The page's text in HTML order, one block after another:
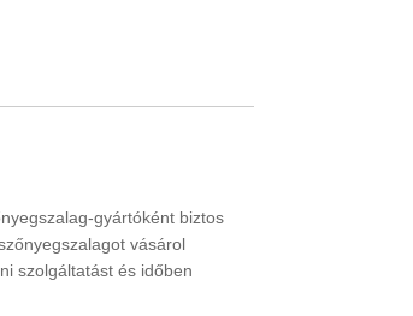
gyártóként biztos
vásárol
szolgáltatást és időben